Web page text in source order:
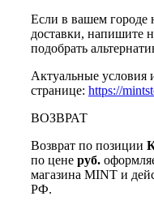
Если в вашем городе
доставки, напишите
подобрать
Актуальные условия
странице: https://
ВОЗВРАТ
Возврат по позиции
по цене руб.
магазина MINT и
РФ.